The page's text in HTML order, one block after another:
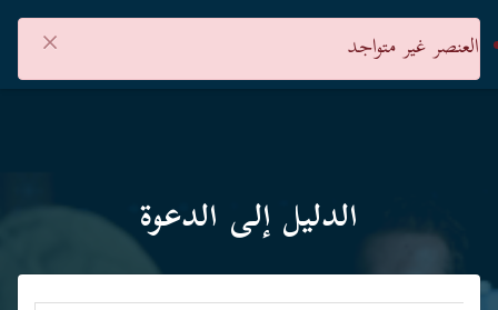
العنصر غير متواجد ×
الدليل إلى الدعوة